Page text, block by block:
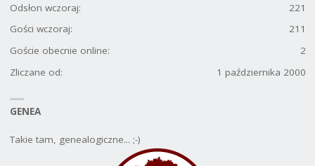
221
Odsłon wczoraj:
211
Gości wczoraj:
2
Goście obecnie online:
1 października 2000
Zliczane od:
GENEA
Takie tam, genealogiczne... ;-)